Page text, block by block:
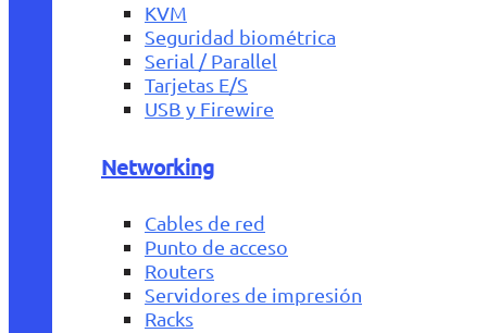
KVM
Seguridad biométrica
Serial / Parallel
Tarjetas E/S
USB y Firewire
Networking
Cables de red
Punto de acceso
Routers
Servidores de impresión
Racks